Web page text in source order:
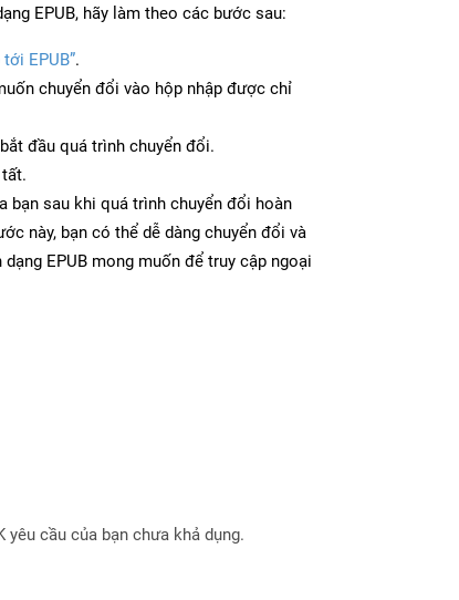
EPUB, hãy làm theo các bước sau:
EPUB”.
chuyển đổi vào hộp nhập được chỉ
đầu quá trình chuyển đổi.
bạn sau khi quá trình chuyển đổi hoàn
này, bạn có thể dễ dàng chuyển đổi và
EPUB mong muốn để truy cập ngoại
cầu của bạn chưa khả dụng.